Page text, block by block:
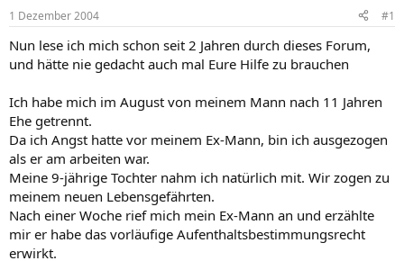
l
e
r
l
t
a
1 Dezember 2004 #1
Nun lese ich mich schon seit 2 Jahren durch dieses Forum,
und hätte nie gedacht auch mal Eure Hilfe zu brauchen
Ich habe mich im August von meinem Mann nach 11 Jahren
Ehe getrennt.
Da ich Angst hatte vor meinem Ex-Mann, bin ich ausgezogen
als er am arbeiten war.
Meine 9-jährige Tochter nahm ich natürlich mit. Wir zogen zu
meinem neuen Lebensgefährten.
Nach einer Woche rief mich mein Ex-Mann an und erzählte
mir er habe das vorläufige Aufenthaltsbestimmungsrecht
erwirkt.